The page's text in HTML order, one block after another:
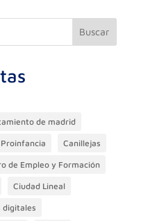
dI ar
Buscar
de madrid
Canillejas
de Empleo y Formación
Ciudad Lineal
digitales